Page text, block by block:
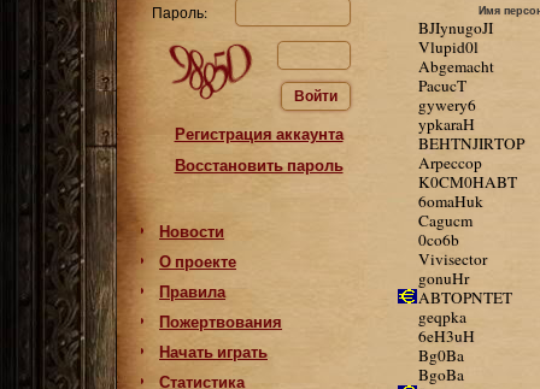
Пароль:
Войти
Регистрация аккаунта
Восстановить пароль
Новости
О проекте
Правила
Пожертвования
Начать играть
Статистика
Имя
BJIynugoJI
Vlupid0l
Abgemacht
PacucT
gywery6
ypkaraH
BEHTNJIRTOP
Arpeccop
K0CM0HABT
6omaHuk
Cagucm
0co6b
Vivisector
gonuHr
ABTOPNTET
geqpka
6eH3uH
Bg0Ba
BgoBa